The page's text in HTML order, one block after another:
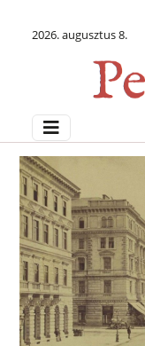
2026. augusztus 8.